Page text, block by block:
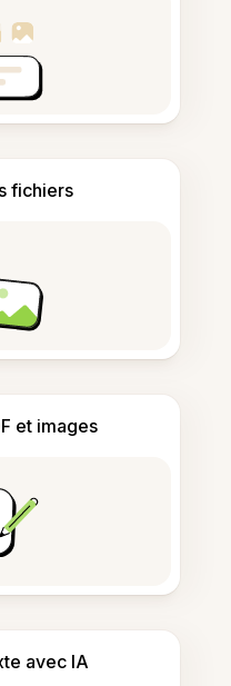
fichiers
et images
avec IA